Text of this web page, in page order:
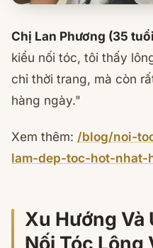
Chị Lan Phương (35
kiểu nối tóc, tôi thấy
chỉ thời trang, mà còn
hàng ngày."
Xem thêm: /blog/noi-
lam-dep-toc-hot-nhat-
Xu Hướng Và
Nối Tóc Lông